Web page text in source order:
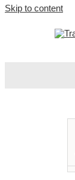
Skip to content